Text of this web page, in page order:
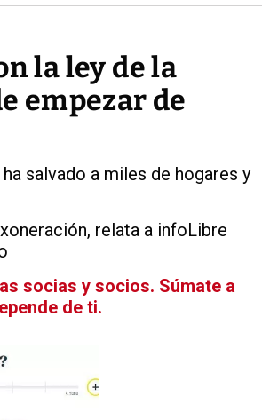
la ley de la
empezar de
salvado a miles de hogares y
relata a infoLibre
socias y socios. Súmate a
de ti.